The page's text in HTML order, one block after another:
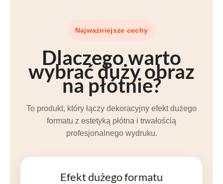
Najważniejsze cechy
Dlaczego warto
wybrać duży obraz
na płótnie?
To produkt, który łączy dekoracyjny efekt dużego
formatu z estetyką płótna i trwałością
profesjonalnego wydruku.
Efekt dużego formatu